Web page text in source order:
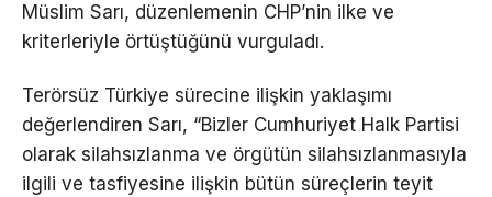
Müslim Sarı, düzenlemenin CHP’nin ilke ve
kriterleriyle örtüştüğünü vurguladı.
Terörsüz Türkiye sürecine ilişkin yaklaşımı
değerlendiren Sarı, “Bizler Cumhuriyet Halk Partisi
olarak silahsızlanma ve örgütün silahsızlanmasıyla
ilgili ve tasfiyesine ilişkin bütün süreçlerin teyit